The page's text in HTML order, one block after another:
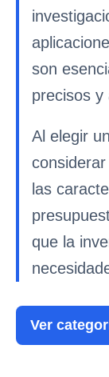
son
precisos y
Al elegir
las
que la
Ver